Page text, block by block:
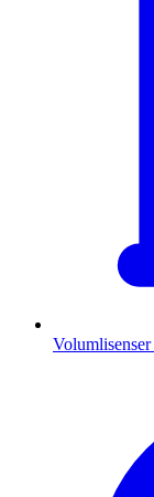
Volumlisenser